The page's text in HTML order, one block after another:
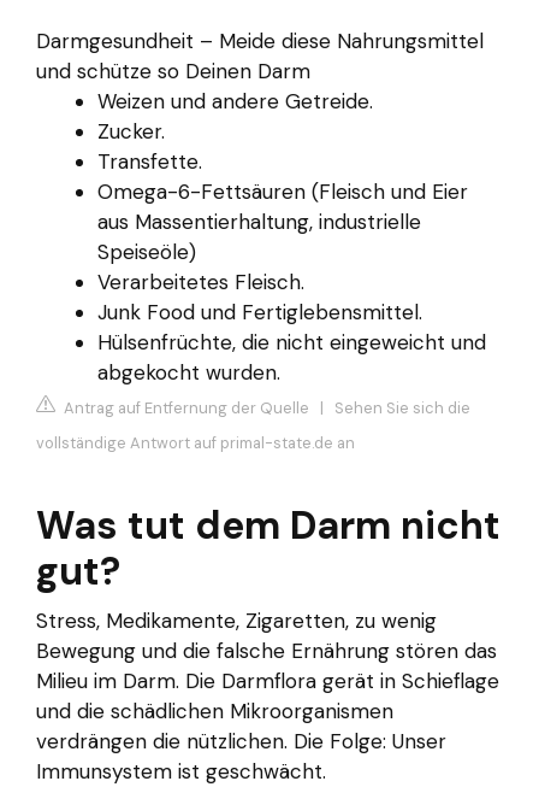
Darmgesundheit – Meide diese Nahrungsmittel
und schütze so Deinen Darm
Weizen und andere Getreide.
Zucker.
Transfette.
Omega-6-Fettsäuren (Fleisch und Eier
aus Massentierhaltung, industrielle
Speiseöle)
Verarbeitetes Fleisch.
Junk Food und Fertiglebensmittel.
Hülsenfrüchte, die nicht eingeweicht und
abgekocht wurden.
Antrag auf Entfernung der Quelle | Sehen Sie sich die
vollständige Antwort auf primal-state.de an
Was tut dem Darm nicht
gut?
Stress, Medikamente, Zigaretten, zu wenig
Bewegung und die falsche Ernährung stören das
Milieu im Darm. Die Darmflora gerät in Schieflage
und die schädlichen Mikroorganismen
verdrängen die nützlichen. Die Folge: Unser
Immunsystem ist geschwächt.